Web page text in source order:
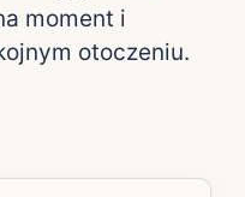
moment i
otoczeniu.